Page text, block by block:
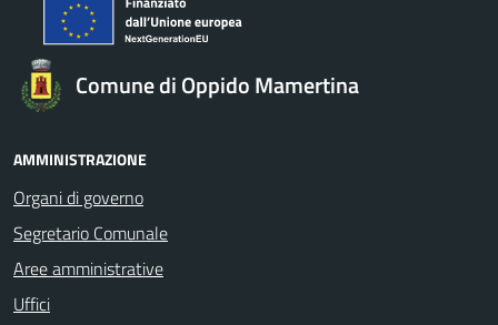
Comune di Oppido Mamertina
AMMINISTRAZIONE
Organi di governo
Segretario Comunale
Aree amministrative
Uffici